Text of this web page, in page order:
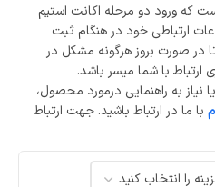
که ورود دو مرحله اکانت استیم
ارتباطی خود در هنگام ثبت
در صورت بروز هرگونه مشکل در
ارتباط با شما میسر باشد.
به راهنمایی درمورد محصول،
با ما در ارتباط باشید. جهت ارتباط